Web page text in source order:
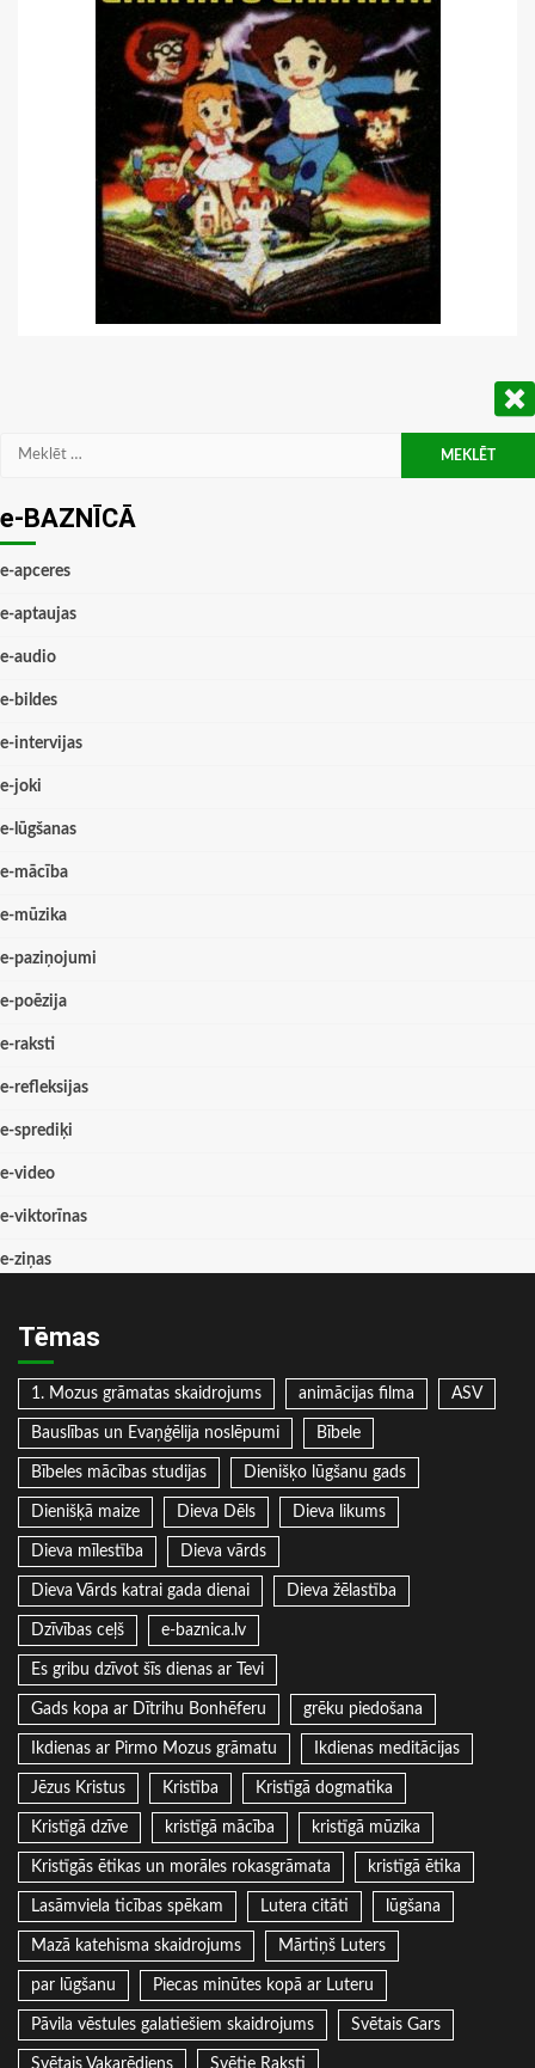
Meklēt:
e-BAZNĪCĀ
e-apceres
e-aptaujas
e-audio
e-bildes
e-intervijas
e-joki
e-lūgšanas
e-mācība
e-mūzika
e-paziņojumi
e-poēzija
e-raksti
e-refleksijas
e-sprediķi
e-video
e-viktorīnas
e-ziņas
Tēmas
1. Mozus grāmatas skaidrojums animācijas filma ASV
Bauslības un Evaņģēlija noslēpumi Bībele
Bībeles mācības studijas Dienišķo lūgšanu gads
Dienišķā maize Dieva Dēls Dieva likums
Dieva mīlestība Dieva vārds
Dieva Vārds katrai gada dienai Dieva žēlastība
Dzīvības ceļš e-baznica.lv
Es gribu dzīvot šīs dienas ar Tevi
Gads kopa ar Dītrihu Bonhēferu grēku piedošana
Ikdienas ar Pirmo Mozus grāmatu Ikdienas meditācijas
Jēzus Kristus Kristība Kristīgā dogmatika
Kristīgā dzīve kristīgā mācība kristīgā mūzika
Kristīgās ētikas un morāles rokasgrāmata kristīgā ētika
Lasāmviela ticības spēkam Lutera citāti lūgšana
Mazā katehisma skaidrojums Mārtiņš Luters
par lūgšanu Piecas minūtes kopā ar Luteru
Pāvila vēstules galatiešiem skaidrojums Svētais Gars